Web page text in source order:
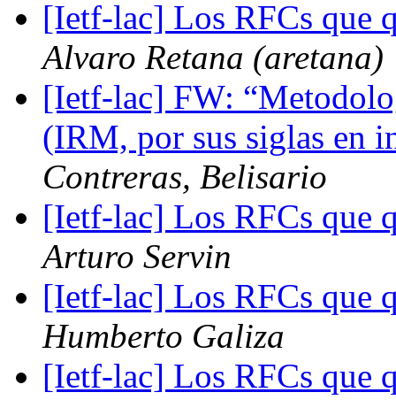
[Ietf-lac] Los RFCs que
Alvaro Retana (aretana)
[Ietf-lac] FW:
(IRM, por sus siglas en
Contreras, Belisario
[Ietf-lac] Los RFCs que
Arturo Servin
[Ietf-lac] Los RFCs que
Humberto Galiza
[Ietf-lac] Los RFCs que